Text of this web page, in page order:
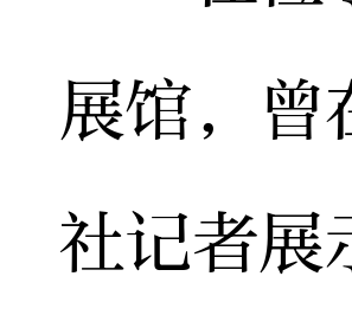
展馆，曾
社记者展